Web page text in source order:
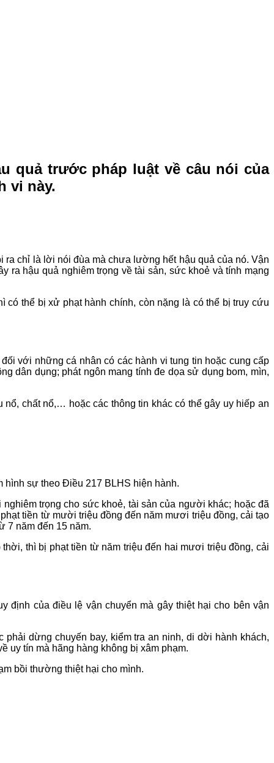
quả trước pháp luật về câu nói của
vi này.
ra chỉ là lời nói đùa mà chưa lường hết hậu quả của nó. Vận
ra hậu quả nghiêm trọng về tài sản, sức khoẻ và tính mạng
thể bị xử phạt hành chính, còn nặng là có thể bị truy cứu
với những cá nhân có các hành vi tung tin hoặc cung cấp
dân dụng; phát ngôn mang tính đe dọa sử dụng bom, mìn,
chất nổ,… hoặc các thông tin khác có thể gây uy hiếp an
hình sự theo Điều 217 BLHS hiện hành.
trọng cho sức khoẻ, tài sản của người khác; hoặc đã
tiền từ mười triệu đồng đến năm mươi triệu đồng, cải tạo
7 năm đến 15 năm.
thì bị phạt tiền từ năm triệu đến hai mươi triệu đồng, cải
định của điều lệ vận chuyển mà gây thiệt hại cho bên vận
dừng chuyến bay, kiểm tra an ninh, di dời hành khách,
uy tín mà hãng hàng không bị xâm phạm.
bồi thường thiệt hại cho mình.